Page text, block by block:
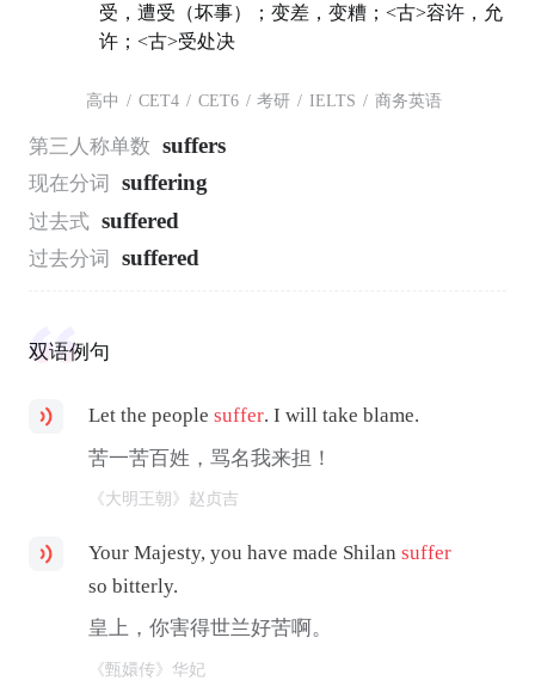
受，遭受（坏事）；变差，变糟；<古>容许，允
许；<古>受处决
高中 / CET4 / CET6 / 考研 / IELTS / 商务英语
第三人称单数 suffers
现在分词 suffering
过去式 suffered
过去分词 suffered
双语例句
Let the peoplesuffer. I will take blame.
苦一苦百姓，骂名我来担！
《大明王朝》赵贞吉
Your Majesty, you have made Shilansuffer
so bitterly.
皇上，你害得世兰好苦啊。
《甄嬛传》华妃